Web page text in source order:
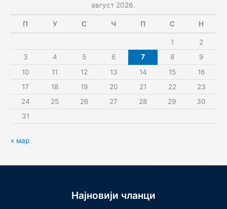
август 2026.
П У С Ч П С Н
1
2
3
4 5 6 7 8
9
10
11 12 13 14 15
16
17
18 19 20 21 22
23
24
25 26 27 28 29
30
31
« мар
Најновији чланци